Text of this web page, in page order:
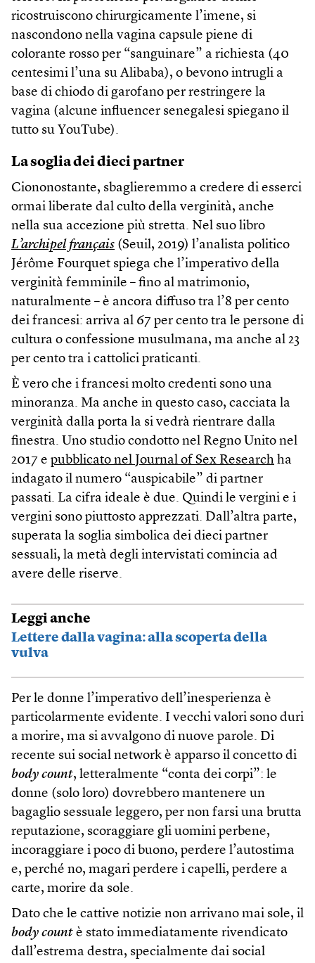
ricostruiscono chirurgicamente l’imene, si
nascondono nella vagina capsule piene di
colorante rosso per “sanguinare” a richiesta (40
centesimi l’una su Alibaba), o bevono intrugli a
base di chiodo di garofano per restringere la
vagina (alcune influencer senegalesi spiegano il
tutto su YouTube).
La soglia dei dieci partner
Ciononostante, sbaglieremmo a credere di esserci
ormai liberate dal culto della verginità, anche
nella sua accezione più stretta. Nel suo libro
L’archipel français (Seuil, 2019) l’analista politico
Jérôme Fourquet spiega che l’imperativo della
verginità femminile – fino al matrimonio,
naturalmente – è ancora diffuso tra l’8 per cento
dei francesi: arriva al 67 per cento tra le persone di
cultura o confessione musulmana, ma anche al 23
per cento tra i cattolici praticanti.
È vero che i francesi molto credenti sono una
minoranza. Ma anche in questo caso, cacciata la
verginità dalla porta la si vedrà rientrare dalla
finestra. Uno studio condotto nel Regno Unito nel
2017 e pubblicato nel Journal of Sex Research ha
indagato il numero “auspicabile” di partner
passati. La cifra ideale è due. Quindi le vergini e i
vergini sono piuttosto apprezzati. Dall’altra parte,
superata la soglia simbolica dei dieci partner
sessuali, la metà degli intervistati comincia ad
avere delle riserve.
Leggi anche
Lettere dalla vagina: alla scoperta della
vulva
Per le donne l’imperativo dell’inesperienza è
particolarmente evidente. I vecchi valori sono duri
a morire, ma si avvalgono di nuove parole. Di
recente sui social network è apparso il concetto di
body count, letteralmente “conta dei corpi”: le
donne (solo loro) dovrebbero mantenere un
bagaglio sessuale leggero, per non farsi una brutta
reputazione, scoraggiare gli uomini perbene,
incoraggiare i poco di buono, perdere l’autostima
e, perché no, magari perdere i capelli, perdere a
carte, morire da sole.
Dato che le cattive notizie non arrivano mai sole, il
body count è stato immediatamente rivendicato
dall’estrema destra, specialmente dai social